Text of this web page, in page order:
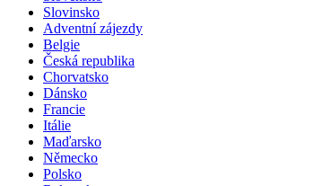
Slovinsko
Adventní zájezdy
Belgie
Česká republika
Chorvatsko
Dánsko
Francie
Itálie
Maďarsko
Německo
Polsko